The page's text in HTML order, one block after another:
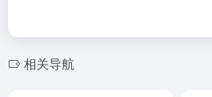
相关导航